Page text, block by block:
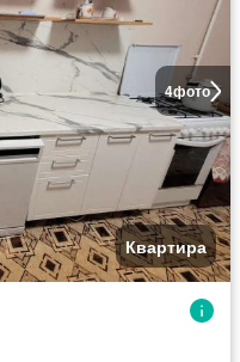
4фото
Квартира